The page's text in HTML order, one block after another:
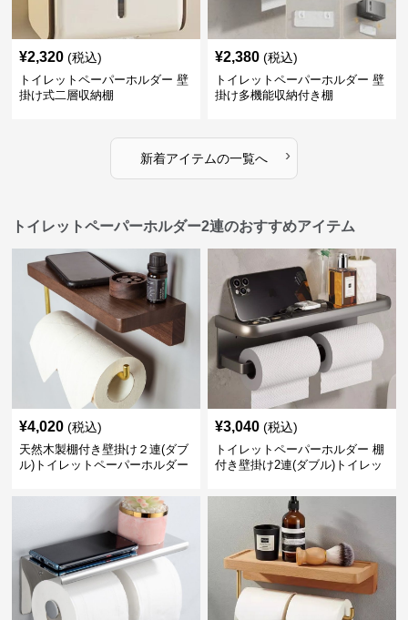
¥2,320 (税込)
トイレットペーパーホルダー 壁
掛け式二層収納棚
¥2,380 (税込)
トイレットペーパーホルダー 壁
掛け多機能収納付き棚
新着アイテムの一覧へ ›
トイレットペーパーホルダー2連のおすすめアイテム
¥4,020 (税込)
天然木製棚付き壁掛け２連(ダブ
ル)トイレットペーパーホルダー
¥3,040 (税込)
トイレットペーパーホルダー 棚
付き壁掛け2連(ダブル)トイレッ